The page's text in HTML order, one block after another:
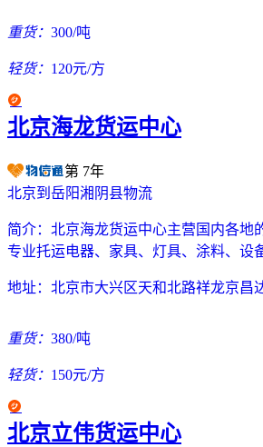
重货： 300/吨
轻货： 120元/方
北京海龙货运中心
第 7年
北京到岳阳湘阴县物流
简介： 北京海龙货运中心主营国内各地
专业托运电器、家具、灯具、涂料、设
地址： 北京市大兴区天和北路祥龙京昌
重货： 380/吨
轻货： 150元/方
北京立伟货运中心